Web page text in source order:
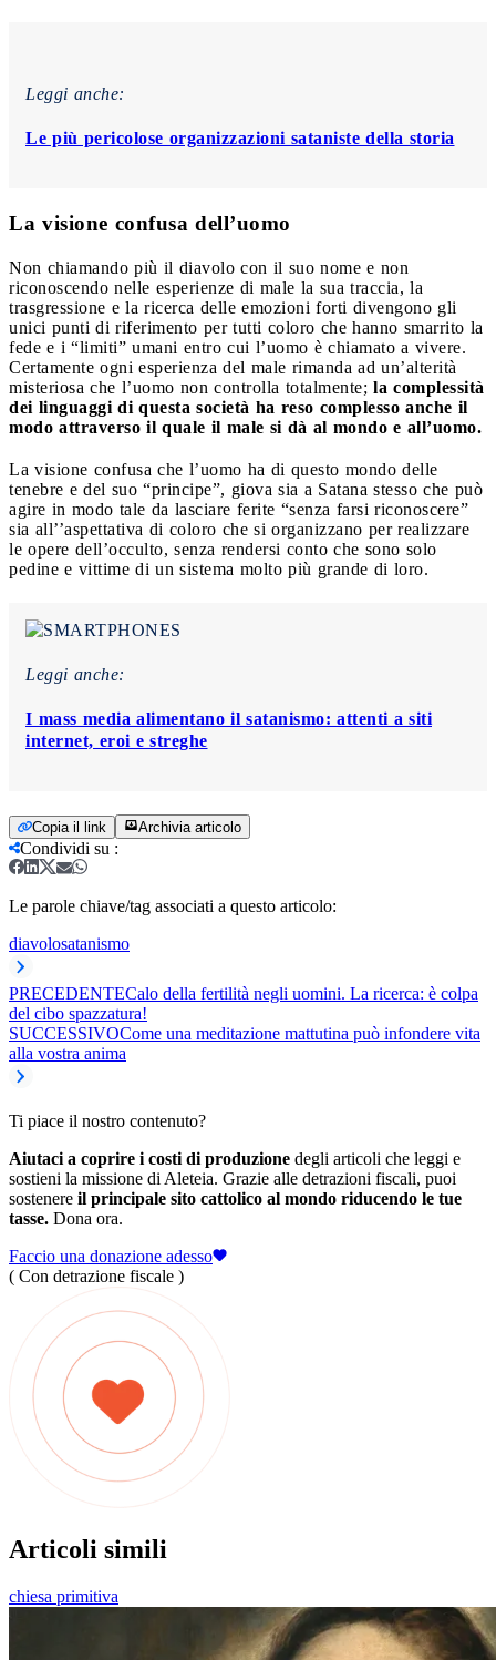
Leggi anche:
Le più pericolose organizzazioni sataniste della storia
La visione confusa dell’uomo
Non chiamando più il diavolo con il suo nome e non
riconoscendo nelle esperienze di male la sua traccia, la
trasgressione e la ricerca delle emozioni forti divengono gli
unici punti di riferimento per tutti coloro che hanno smarrito la
fede e i “limiti” umani entro cui l’uomo è chiamato a vivere.
Certamente ogni esperienza del male rimanda ad un’alterità
misteriosa che l’uomo non controlla totalmente; la complessità
dei linguaggi di questa società ha reso complesso anche il
modo attraverso il quale il male si dà al mondo e all’uomo.
La visione confusa che l’uomo ha di questo mondo delle
tenebre e del suo “principe”, giova sia a Satana stesso che può
agire in modo tale da lasciare ferite “senza farsi riconoscere”
sia all’’aspettativa di coloro che si organizzano per realizzare
le opere dell’occulto, senza rendersi conto che sono solo
pedine e vittime di un sistema molto più grande di loro.
Leggi anche:
I mass media alimentano il satanismo: attenti a siti
internet, eroi e streghe
Copia il link Archivia articolo
Condividi su :
Le parole chiave/tag associati a questo articolo:
diavolosatanismo
PRECEDENTECalo della fertilità negli uomini. La ricerca: è colpa
del cibo spazzatura!
SUCCESSIVOCome una meditazione mattutina può infondere vita
alla vostra anima
Ti piace il nostro contenuto?
Aiutaci a coprire i costi di produzione degli articoli che leggi e
sostieni la missione di Aleteia. Grazie alle detrazioni fiscali, puoi
sostenere il principale sito cattolico al mondo riducendo le tue
tasse. Dona ora.
Faccio una donazione adesso
( Con detrazione fiscale )
Articoli simili
chiesa primitiva